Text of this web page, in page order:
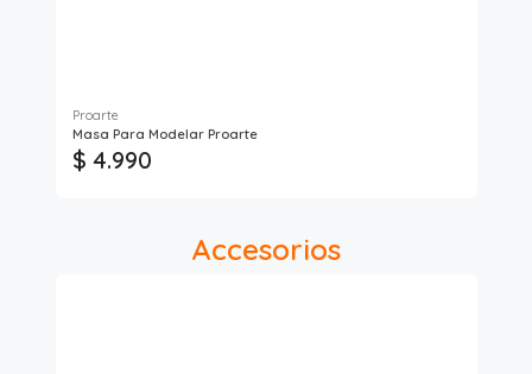
Proarte
Masa Para Modelar Proarte
$ 4.990
Accesorios